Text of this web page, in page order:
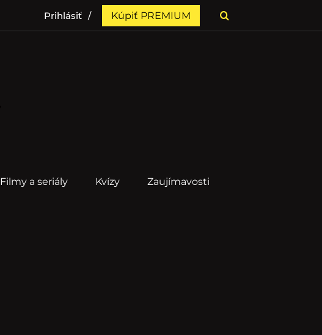
Prihlásiť Kúpiť PREMIUM
Filmy a seriály Kvízy Zaujímavosti